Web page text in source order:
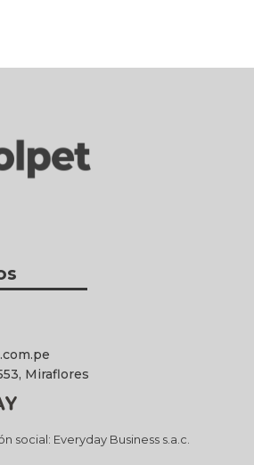
Miraflores
social: Everyday Business s.a.c.